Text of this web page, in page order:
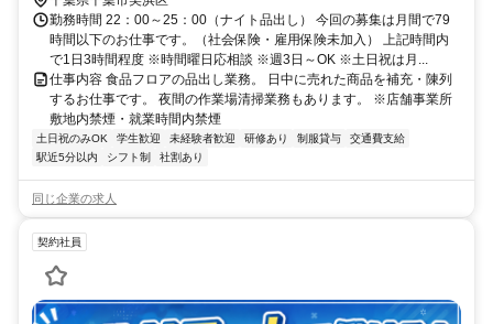
勤務時間 22：00～25：00（ナイト品出し） 今回の募集は月間で79
時間以下のお仕事です。（社会保険・雇用保険未加入） 上記時間内
で1日3時間程度 ※時間曜日応相談 ※週3日～OK ※土日祝は月...
仕事内容 食品フロアの品出し業務。 日中に売れた商品を補充・陳列
するお仕事です。 夜間の作業場清掃業務もあります。 ※店舗事業所
敷地内禁煙・就業時間内禁煙
土日祝のみOK 学生歓迎 未経験者歓迎 研修あり 制服貸与
交通費支給
駅近5分以内
シフト制 社割あり
同じ企業の求人
契約社員